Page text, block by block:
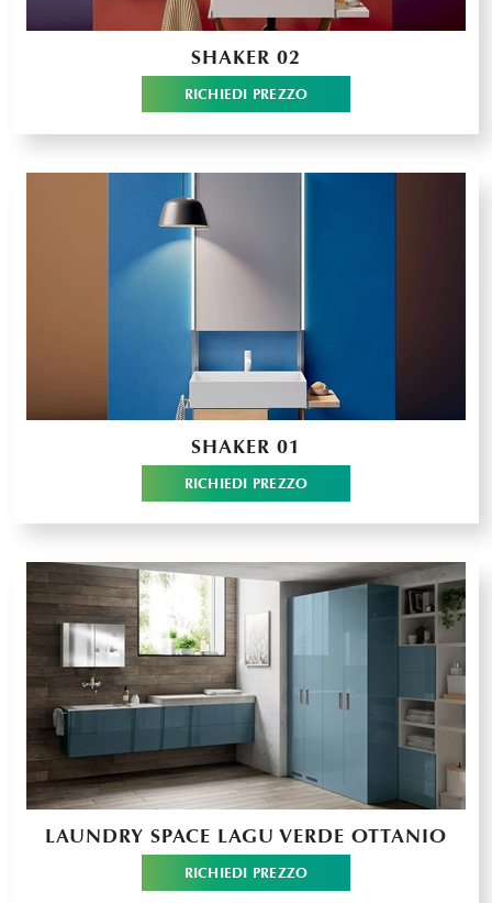
SHAKER 02
RICHIEDI PREZZO
SHAKER 01
RICHIEDI PREZZO
LAUNDRY SPACE LAGU VERDE OTTANIO
RICHIEDI PREZZO